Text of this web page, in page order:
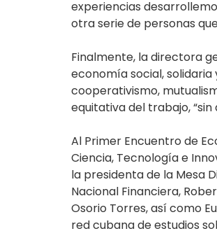
experiencias
otra serie de personas
Finalmente, la directora
economía social,
cooperativismo,
equitativa del trabajo,
Al Primer Encuentro de
Ciencia, Tecnología e
la presidenta de la Mesa
Nacional Financiera,
Osorio Torres, así como
red cubana de estudios